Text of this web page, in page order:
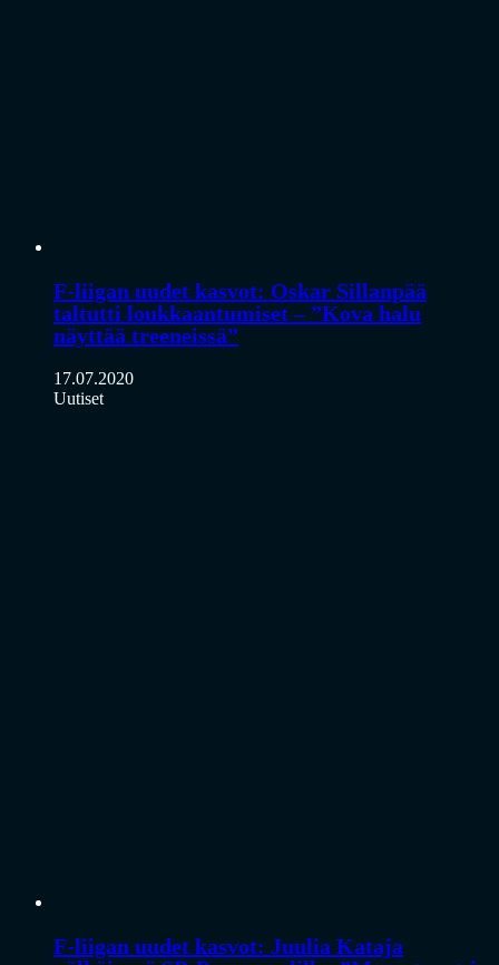
F-liigan uudet kasvot: Oskar Sillanpää
taltutti loukkaantumiset – ”Kova halu
näyttää treeneissä”
17.07.2020
Uutiset
F-liigan uudet kasvot: Juulia Kataja